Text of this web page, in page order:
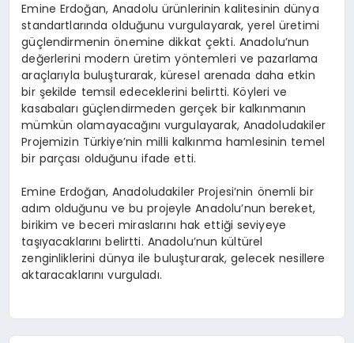
Emine Erdoğan, Anadolu ürünlerinin kalitesinin dünya
standartlarında olduğunu vurgulayarak, yerel üretimi
güçlendirmenin önemine dikkat çekti. Anadolu’nun
değerlerini modern üretim yöntemleri ve pazarlama
araçlarıyla buluşturarak, küresel arenada daha etkin
bir şekilde temsil edeceklerini belirtti. Köyleri ve
kasabaları güçlendirmeden gerçek bir kalkınmanın
mümkün olamayacağını vurgulayarak, Anadoludakiler
Projemizin Türkiye’nin milli kalkınma hamlesinin temel
bir parçası olduğunu ifade etti.
Emine Erdoğan, Anadoludakiler Projesi’nin önemli bir
adım olduğunu ve bu projeyle Anadolu’nun bereket,
birikim ve beceri miraslarını hak ettiği seviyeye
taşıyacaklarını belirtti. Anadolu’nun kültürel
zenginliklerini dünya ile buluşturarak, gelecek nesillere
aktaracaklarını vurguladı.